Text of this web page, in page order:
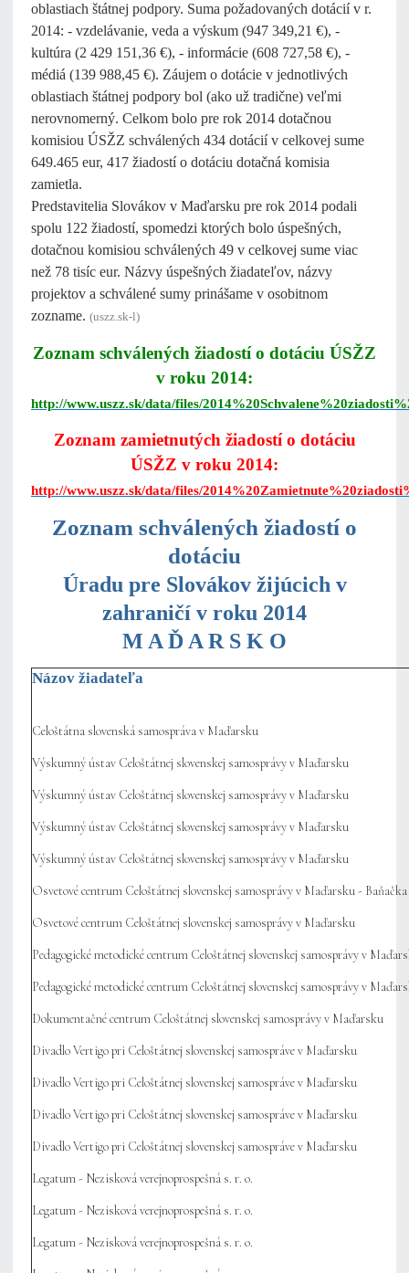
oblastiach štátnej podpory. Suma požadovaných dotácií v r.
2014: - vzdelávanie, veda a výskum (947 349,21 €), -
kultúra (2 429 151,36 €), - informácie (608 727,58 €), -
médiá (139 988,45 €). Záujem o dotácie v jednotlivých
oblastiach štátnej podpory bol (ako už tradične) veľmi
nerovnomerný. Celkom bolo pre rok 2014 dotačnou
komisiou ÚSŽZ schválených 434 dotácií v celkovej sume
649.465 eur, 417 žiadostí o dotáciu dotačná komisia
zamietla.
Predstavitelia Slovákov v Maďarsku pre rok 2014 podali
spolu 122 žiadostí, spomedzi ktorých bolo úspešných,
dotačnou komisiou schválených 49 v celkovej sume viac
než 78 tisíc eur. Názvy úspešných žiadateľov, názvy
projektov a schválené sumy prinášame v osobitnom
zozname. (uszz.sk-l)
Zoznam schválených žiadostí o dotáciu ÚSŽZ
v roku 2014:
http://www.uszz.sk/data/files/
Zoznam zamietnutých žiadostí o dotáciu
ÚSŽZ v roku 2014:
http://www.uszz.sk/data/files/
Zoznam schválených žiadostí o
dotáciu
Úradu pre Slovákov žijúcich v
zahraničí v roku 2014
M A Ď A R S K O
Názov žiadateľa
Celoštátna slovenská samospráva v Maďarsku
Výskumný ústav Celoštátnej slovenskej samosprávy v Maďarsku
Výskumný ústav Celoštátnej slovenskej samosprávy v Maďarsku
Výskumný ústav Celoštátnej slovenskej samosprávy v Maďarsku
Výskumný ústav Celoštátnej slovenskej samosprávy v Maďarsku
Osvetové centrum Celoštátnej slovenskej samosprávy v Maďarsku - Baňačka
Osvetové centrum Celoštátnej slovenskej samosprávy v Maďarsku
Pedagogické metodické centrum Celoštátnej slovenskej samosprávy v
Pedagogické metodické centrum Celoštátnej slovenskej samosprávy v
Dokumentačné centrum Celoštátnej slovenskej samosprávy v Maďarsku
Divadlo Vertigo pri Celoštátnej slovenskej samospráve v Maďarsku
Divadlo Vertigo pri Celoštátnej slovenskej samospráve v Maďarsku
Divadlo Vertigo pri Celoštátnej slovenskej samospráve v Maďarsku
Divadlo Vertigo pri Celoštátnej slovenskej samospráve v Maďarsku
Legatum - Nezisková verejnoprospešná s. r. o.
Legatum - Nezisková verejnoprospešná s. r. o.
Legatum - Nezisková verejnoprospešná s. r. o.